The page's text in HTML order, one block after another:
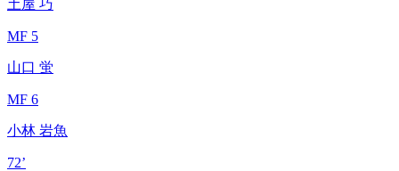
土屋 巧
MF 5
山口 蛍
MF 6
小林 岩魚
72’